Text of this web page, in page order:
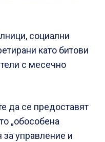
социални
като битови
с месечно
да се предоставят
„обособена
управление и